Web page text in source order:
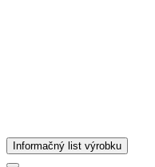
Informačný list výrobku